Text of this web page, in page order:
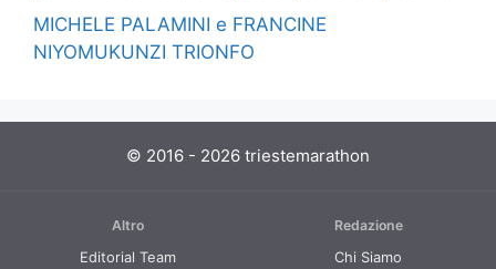
MICHELE PALAMINI e FRANCINE
NIYOMUKUNZI TRIONFO
© 2016 - 2026 triestemarathon
Altro
Editorial Team
Redazione
Chi Siamo